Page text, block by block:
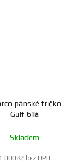
pánské tričko
Gulf bílá
Skladem
1 000 Kč bez DPH